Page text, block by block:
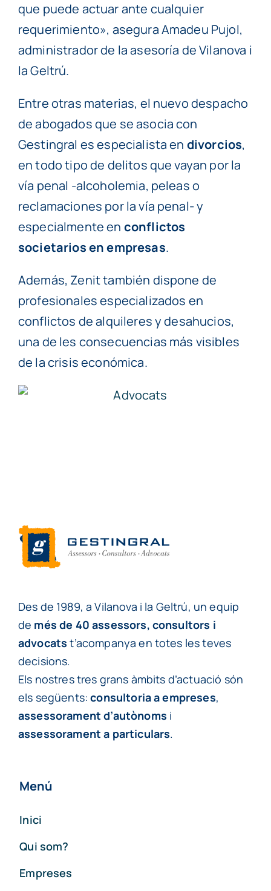
que puede actuar ante cualquier
requerimiento», asegura Amadeu Pujol,
administrador de la asesoría de Vilanova i
la Geltrú.
Entre otras materias, el nuevo despacho
de abogados que se asocia con
Gestingral es especialista en divorcios,
en todo tipo de delitos que vayan por la
vía penal -alcoholemia, peleas o
reclamaciones por la vía penal- y
especialmente en conflictos
societarios en empresas.
Además, Zenit también dispone de
profesionales especializados en
conflictos de alquileres y desahucios,
una de les consecuencias más visibles
de la crisis económica.
Des de 1989, a Vilanova i la Geltrú, un equip
de més de 40 assessors, consultors i
advocats t’acompanya en totes les teves
decisions.
Els nostres tres grans àmbits d’actuació són
els següents:consultoria a empreses,
assessorament d’autònoms i
assessorament a particulars.
Menú
Inici
Qui som?
Empreses